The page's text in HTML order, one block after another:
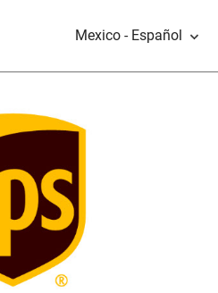
Mexico - Español